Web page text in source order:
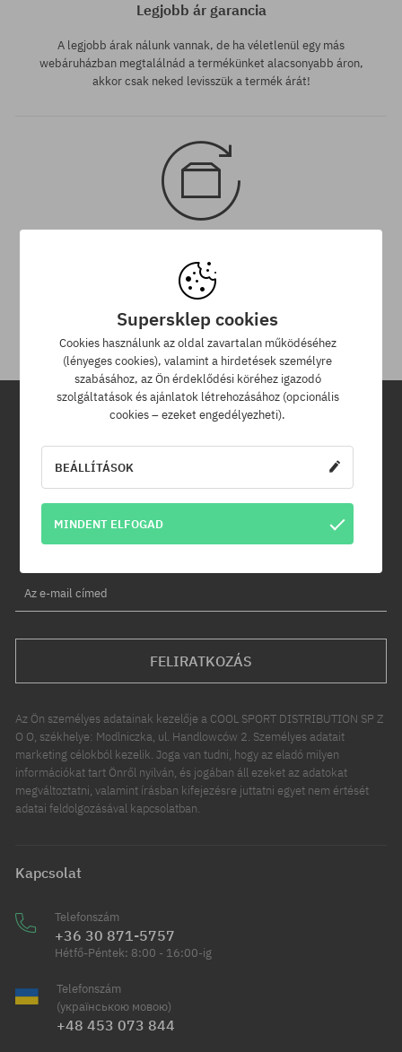
Legjobb ár garancia
A legjobb árak nálunk vannak, de ha véletlenül egy más
webáruházban megtalálnád a termékünket alacsonyabb áron,
akkor csak neked levisszük a termék árát!
A termék visszaküldésére a csomag kézhezvételétől számítva
30 napod van.
Hírlevél
Iratkozz fel hírlevelünkre és értesülj az elsők között új termékeinkről
és kedvezményeinkről!
Ráadásul kapsz egy -5% kedvezménykódot az egész
Az e-mail címed
FELIRATKOZÁS
Az Ön személyes adatainak kezelője a COOL SPORT DISTRIBUTION SP Z
O O, székhelye: Modlniczka, ul. Handlowców 2. Személyes adatait
marketing célokból kezelik. Joga van tudni, hogy az eladó milyen
információkat tart Önről nyilván, és jogában áll ezeket az adatokat
megváltoztatni, valamint írásban kifejezésre juttatni egyet nem értését
adatai feldolgozásával kapcsolatban.
Kapcsolat
Telefonszám
+36 30 871-5757
Hétfő-Péntek: 8:00 - 16:00-ig
Telefonszám
(українською мовою)
+48 453 073 844
Supersklep cookies
Cookies használunk az oldal zavartalan működéséhez
(lényeges cookies), valamint a hirdetések személyre
szabásához, az Ön érdeklődési köréhez igazodó
szolgáltatások és ajánlatok létrehozásához (opcionális
cookies – ezeket engedélyezheti).
BEÁLLÍTÁSOK
MINDENT ELFOGAD